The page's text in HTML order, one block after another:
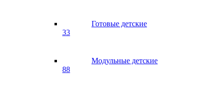
Готовые детские
33
Модульные детские
88